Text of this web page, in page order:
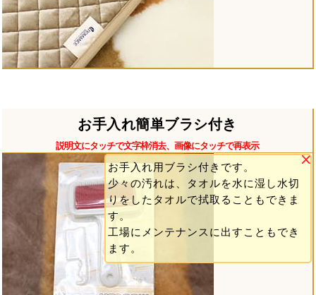
お手入れ簡単ブラシ付き
説明文にタッチで文字枠消去、画像にタッチで再表示
お手入れ用ブラシ付きです。
少々の汚れは、タオルを水に湿し水切
りをしたタオルで拭取ることもできま
す。
工場にメンテナンスに出すこともでき
ます。